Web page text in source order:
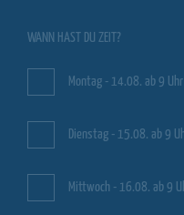
WANN HAST DU ZEIT?
Montag - 14.08. ab 9 Uhr
Dienstag - 15.08. ab 9
Mittwoch - 16.08. ab 9